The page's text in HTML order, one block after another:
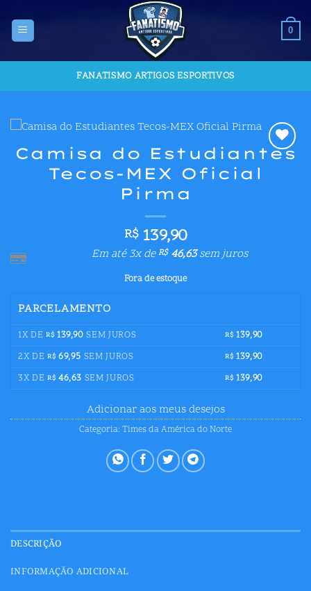
content
0
FANATISMO ARTIGOS ESPORTIVOS
Adicionar
aos meus
Camisa do Estudiantes
Tecos-MEX Oficial
Pirma
R$139,90
Em até 3x deR$46,63sem juros
Fora de estoque
PARCELAMENTO
1X DE R$ 139,90 SEM JUROS R$ 139,90
2X DE R$ 69,95 SEM JUROS R$ 139,90
3X DE R$ 46,63 SEM JUROS R$ 139,90
Adicionar aos meus desejos
Categoria: Times da América do Norte
DESCRIÇÃO
INFORMAÇÃO ADICIONAL